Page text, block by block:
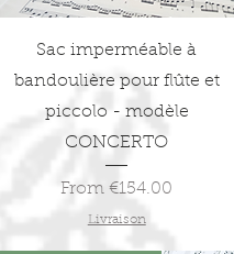
Quick View
Sac imperméable à
bandoulière pour flûte et
piccolo - modèle
CONCERTO
From€154.00
Sale Price
Livraison